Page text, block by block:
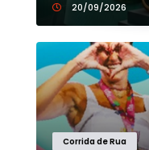
20/09/2026
Corrida de Rua